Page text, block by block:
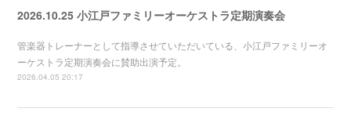
2026.10.25 小江戸ファミリーオーケストラ定期演奏会
管楽器トレーナーとして指導させていただいている、小江戸ファミリーオ
ーケストラ定期演奏会に賛助出演予定。
2026.04.05 20:17